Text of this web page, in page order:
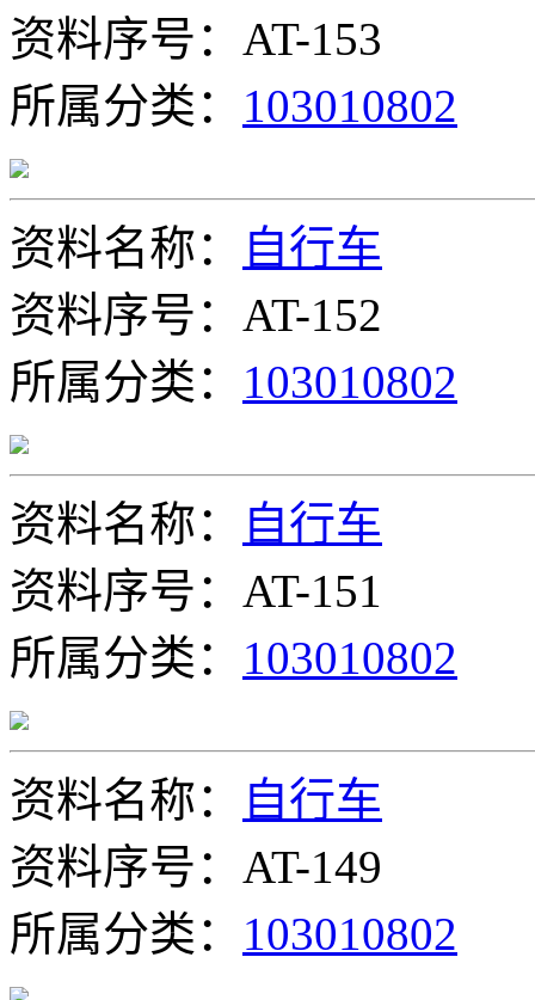
资料序号：AT-153
所属分类： 103010802
资料名称：
自行车
资料序号：AT-152
所属分类： 103010802
资料名称：
自行车
资料序号：AT-151
所属分类： 103010802
资料名称：
自行车
资料序号：AT-149
所属分类： 103010802